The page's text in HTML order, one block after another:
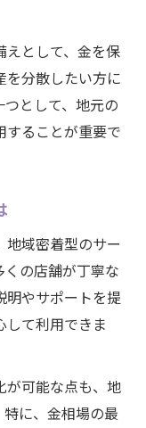
えとして、金を保
を分散したい方に
として、地元の
することが重要で
域密着型のサー
の店舗が丁寧な
明やサポートを提
て利用できま
が可能な点も、地
に、金相場の最